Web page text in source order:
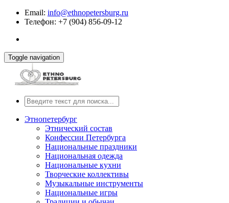
Email: info@ethnopetersburg.ru
Телефон: +7 (904) 856-09-12
Toggle navigation
Этнопетербург
Этнический состав
Конфессии Петербурга
Национальные праздники
Национальная одежда
Национальные кухни
Творческие коллективы
Музыкальные инструменты
Национальные игры